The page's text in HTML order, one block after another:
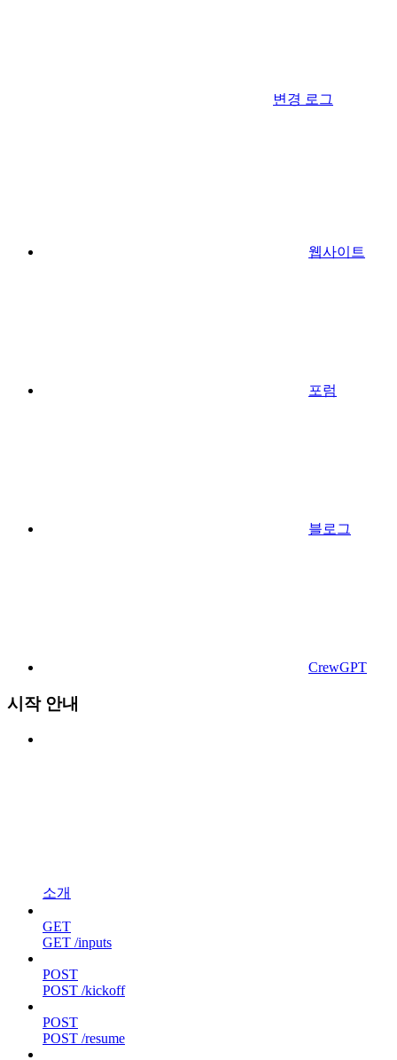
변경 로그
웹사이트
포럼
블로그
CrewGPT
시작 안내
소개
GET
GET /inputs
POST
POST /kickoff
POST
POST /resume